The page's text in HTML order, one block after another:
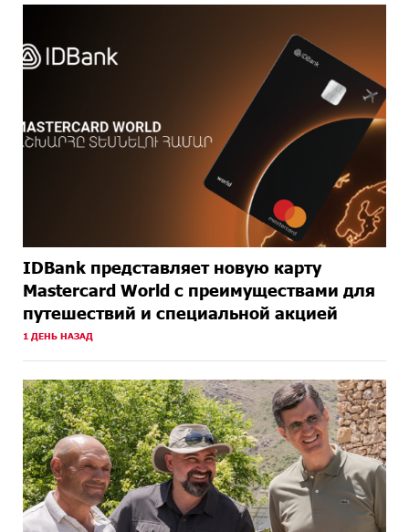
IDBank представляет новую карту
Mastercard World с преимуществами для
путешествий и специальной акцией
1 ДЕНЬ НАЗАД